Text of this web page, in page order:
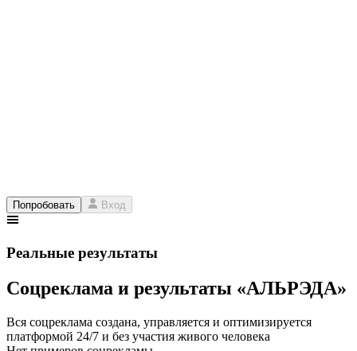
Попробовать Вход
Реальные результаты
Соцреклама и результаты «АЛЬРЭДА»
Вся соцреклама создана, управляется и оптимизируется
платформой 24/7 и без участия живого человека